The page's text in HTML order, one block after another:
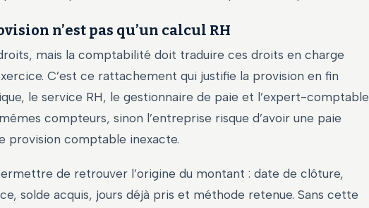
n’est pas qu’un calcul RH
mais la comptabilité doit traduire ces droits en charge
C’est ce rattachement qui justifie la provision en fin
le service RH, le gestionnaire de paie et l’expert-comptable
compteurs, sinon l’entreprise risque d’avoir une paie
provision comptable inexacte.
de retrouver l’origine du montant : date de clôture,
solde acquis, jours déjà pris et méthode retenue. Sans cette